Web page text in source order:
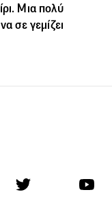
Μια πολύ
σε γεμίζει